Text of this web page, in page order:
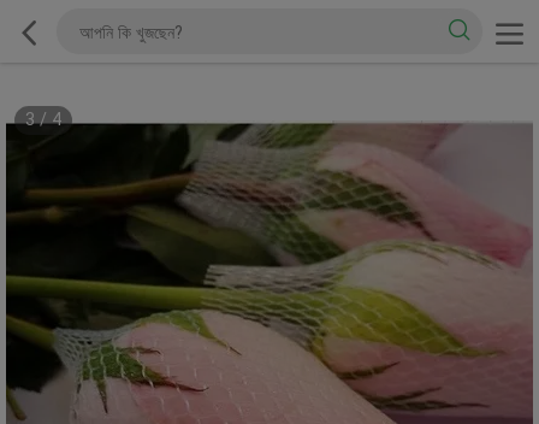
3/4